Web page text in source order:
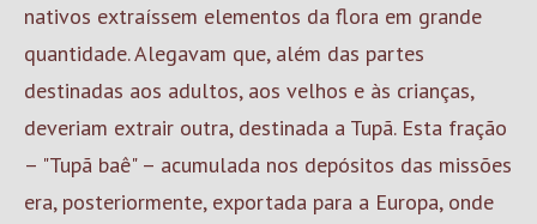
nativos extraíssem elementos da flora em grande
quantidade. Alegavam que, além das partes
destinadas aos adultos, aos velhos e às crianças,
deveriam extrair outra, destinada a Tupã. Esta fração
– "Tupã baê" – acumulada nos depósitos das missões
era, posteriormente, exportada para a Europa, onde